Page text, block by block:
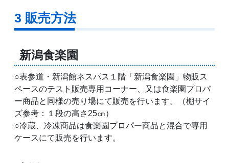
3 販売方法
新潟食楽園
○表参道・新潟館ネスパス１階「新潟食楽園」物販ス
ペースのテスト販売専用コーナー、又は食楽園プロパ
ー商品と同様の売り場にて販売を行います。（棚サイ
ズ参考：１段の高さ25㎝）
○冷蔵、冷凍商品は食楽園プロパー商品と混合で専用
ケースにて販売を行います。